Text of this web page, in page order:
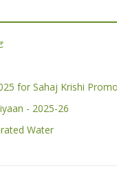
for Sahaj Krishi
- 2025-26
Water